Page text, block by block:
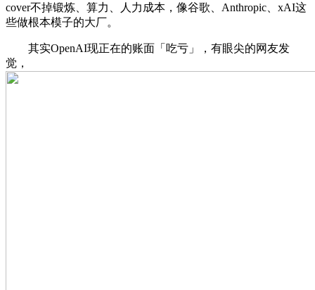
cover不掉锻炼、算力、人力成本，像谷歌、Anthropic、xAI这
些做根本模子的大厂。
其实OpenAI现正在的账面「吃亏」，有眼尖的网友发
觉，